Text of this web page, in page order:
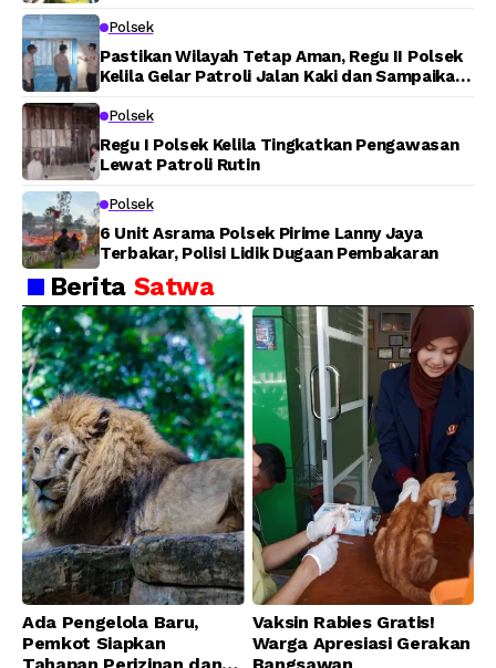
Polsek
Pastikan Wilayah Tetap Aman, Regu II Polsek
Kelila Gelar Patroli Jalan Kaki dan Sampaikan
Polsek
Regu I Polsek Kelila Tingkatkan Pengawasan
Lewat Patroli Rutin
Polsek
6 Unit Asrama Polsek Pirime Lanny Jaya
Terbakar, Polisi Lidik Dugaan Pembakaran
Berita Satwa
Ada Pengelola Baru,
Pemkot Siapkan
Vaksin Rabies Gratis!
Warga Apresiasi Gerakan